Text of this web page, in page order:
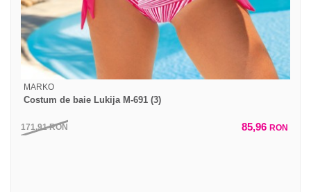
MARKO
Costum de baie Lukija M-691 (3)
171,91RON 85,96 RON